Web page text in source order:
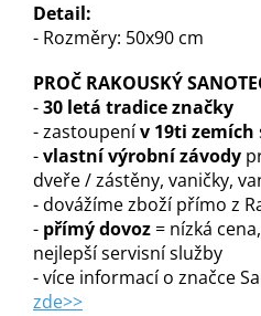
Detail:
- Rozměry: 50x90 cm
PROČ RAKOUSKÝ
-30 letá tradice značky
- zastoupenív 19ti zemích
-vlastní výrobní závody
dveře / zástěny, vaničky,
- dovážíme zboží přímo z
- přímý dovoz= nízká
nejlepší servisní služby
- více informací o značce
zde>>